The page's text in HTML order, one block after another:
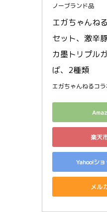
ノーブランド品
エガちゃんね
セット、激辛
カ墨トリプル
ば、2種類
エガちゃんねるコ
楽天
Yahoo!シ
メル